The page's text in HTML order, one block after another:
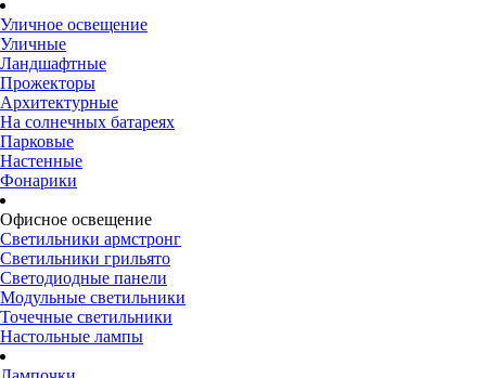
Уличное освещение
Уличные
Ландшафтные
Прожекторы
Архитектурные
На солнечных батареях
Парковые
Настенные
Фонарики
Офисное освещение
Светильники армстронг
Светильники грильято
Светодиодные панели
Модульные светильники
Точечные светильники
Настольные лампы